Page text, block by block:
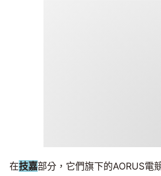
在技嘉部分，它們旗下的AORUS電